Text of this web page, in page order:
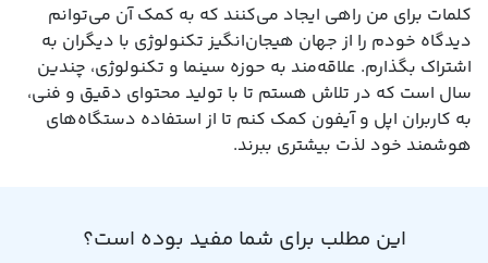
کلمات برای من راهی ایجاد می‌کنند که به کمک آن می‌توانم
دیدگاه خودم را از جهان هیجان‌انگیز تکنولوژی با دیگران به
اشتراک بگذارم. علاقه‌مند به حوزه سینما و تکنولوژی، چندین
سال است که در تلاش هستم تا با تولید محتوای دقیق و فنی،
به کاربران اپل و آیفون کمک کنم تا از استفاده دستگاه‌های
هوشمند خود لذت بیشتری ببرند.
این مطلب برای شما مفید بوده است؟